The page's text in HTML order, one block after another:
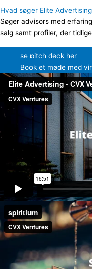
Hvad søger Elite
Søger advisors med
salg samt profiler, der
se pitch deck her
Book et møde med